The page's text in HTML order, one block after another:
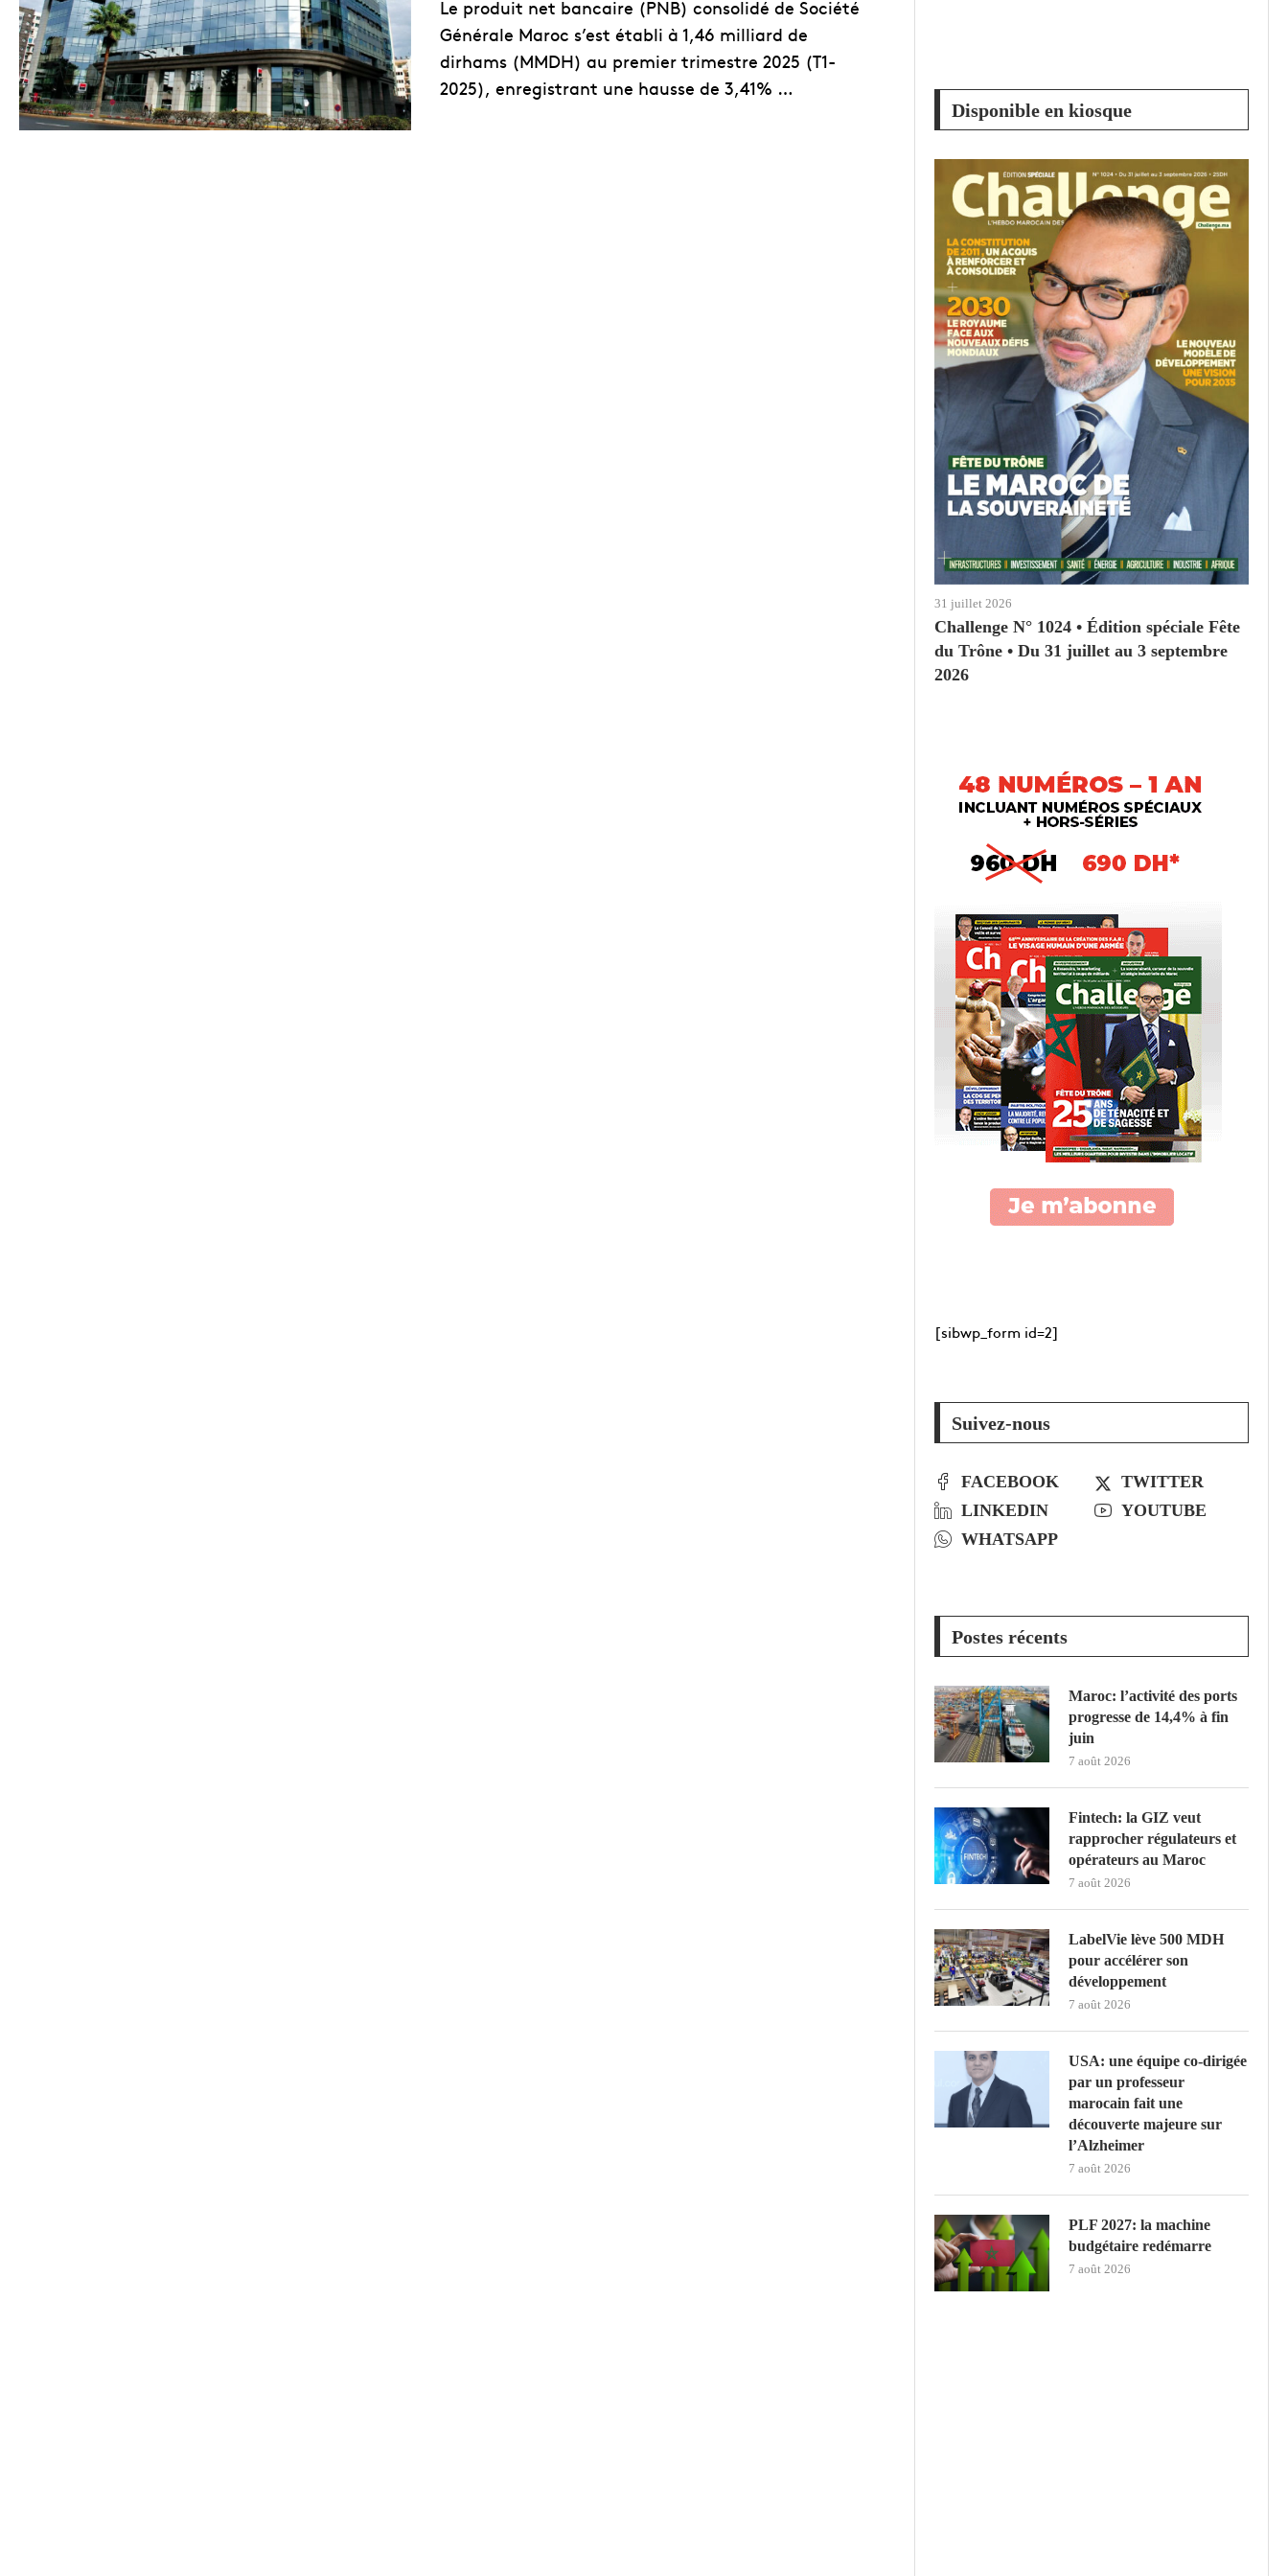
Le produit net bancaire (PNB) consolidé de Société
Générale Maroc s’est établi à 1,46 milliard de
dirhams (MMDH) au premier trimestre 2025 (T1-
2025), enregistrant une hausse de 3,41% …
Disponible en kiosque
31 juillet 2026
Challenge N° 1024 • Édition spéciale Fête
du Trône • Du 31 juillet au 3 septembre
2026
[sibwp_form id=2]
Suivez-nous
FACEBOOK
TWITTER
LINKEDIN
YOUTUBE
WHATSAPP
Postes récents
Maroc: l’activité des ports
progresse de 14,4% à fin
juin
7 août 2026
Fintech: la GIZ veut
rapprocher régulateurs et
opérateurs au Maroc
7 août 2026
LabelVie lève 500 MDH
pour accélérer son
développement
7 août 2026
USA: une équipe co-dirigée
par un professeur
marocain fait une
découverte majeure sur
l’Alzheimer
7 août 2026
PLF 2027: la machine
budgétaire redémarre
7 août 2026